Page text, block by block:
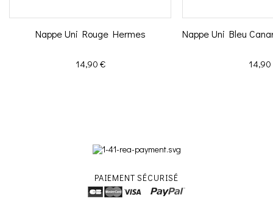
Nappe Uni Rouge Hermes
Prix
14,90 €
Nappe Uni Bleu
Prix
PAIEMENT SÉCURISÉ